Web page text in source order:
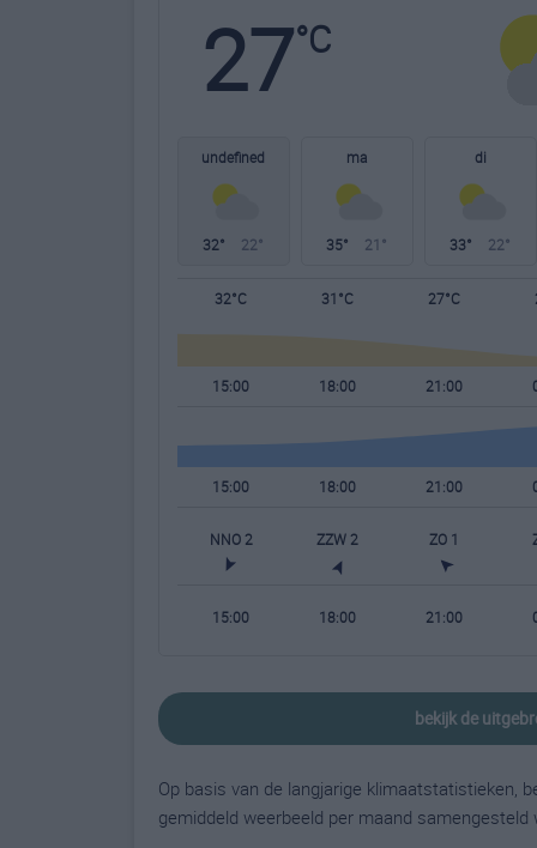
27°C
undefined
32° 22°
ma
35° 21°
di
33° 22°
32°C 31°C 27°C
15:00 18:00 21:00
15:00 18:00 21:00
NNO 2 ZZW 2 ZO 1
15:00 18:00 21:00
bekijk de
Op basis van de langjarige klimaatstatistieken,
gemiddeld weerbeeld per maand samengesteld